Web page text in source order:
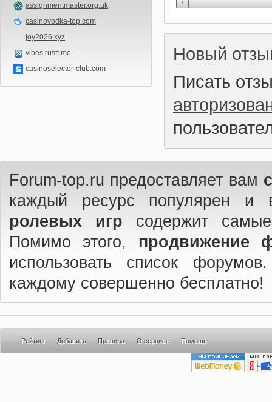
assignmentmaster.org.uk
casinovodka-top.com
joy2026.xyz
vibes.rusff.me
casinoselector-club.com
Новый
Писать
Forum-top.ru предоставляет вам
каждый ресурс популярен
ролевых игр содержит
Помимо этого, продвижение
использовать список
каждому совершенно бесплатно!
Рейтинг Добавить Правила О сервисе Помощь